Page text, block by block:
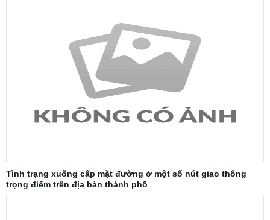
Tình trạng xuống cấp mặt đường ở một số nút giao thông
trọng điểm trên địa bàn thành phố